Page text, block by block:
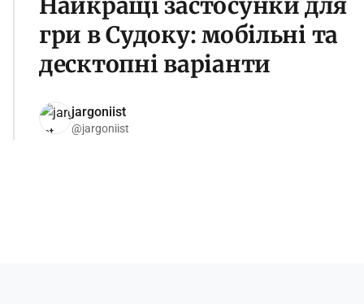
гри в Судоку: мобільні та
десктопні варіанти
jargoniist
@jargoniist